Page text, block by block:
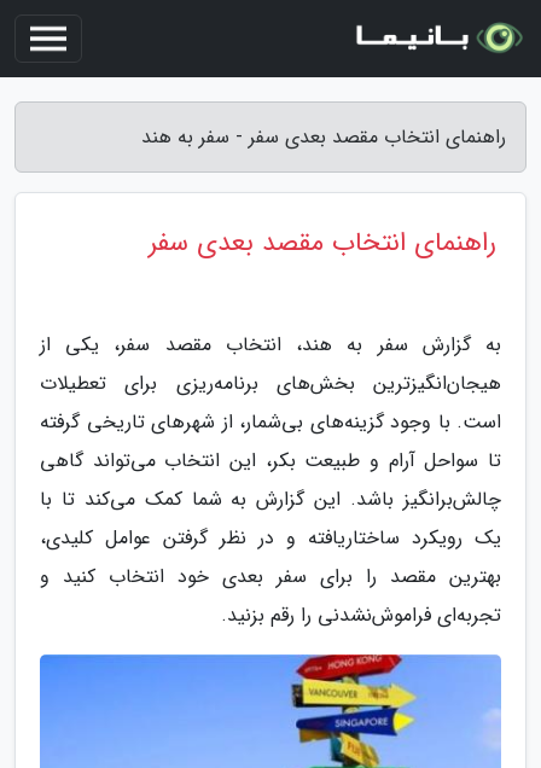
راهنمای انتخاب مقصد بعدی سفر - سفر به هند
راهنمای انتخاب مقصد بعدی سفر
به گزارش سفر به هند، انتخاب مقصد سفر، یکی از
هیجان‌انگیزترین بخش‌های برنامه‌ریزی برای تعطیلات
است. با وجود گزینه‌های بی‌شمار، از شهرهای تاریخی گرفته
تا سواحل آرام و طبیعت بکر، این انتخاب می‌تواند گاهی
چالش‌برانگیز باشد. این گزارش به شما کمک می‌کند تا با
یک رویکرد ساختاریافته و در نظر گرفتن عوامل کلیدی،
بهترین مقصد را برای سفر بعدی خود انتخاب کنید و
تجربه‌ای فراموش‌نشدنی را رقم بزنید.